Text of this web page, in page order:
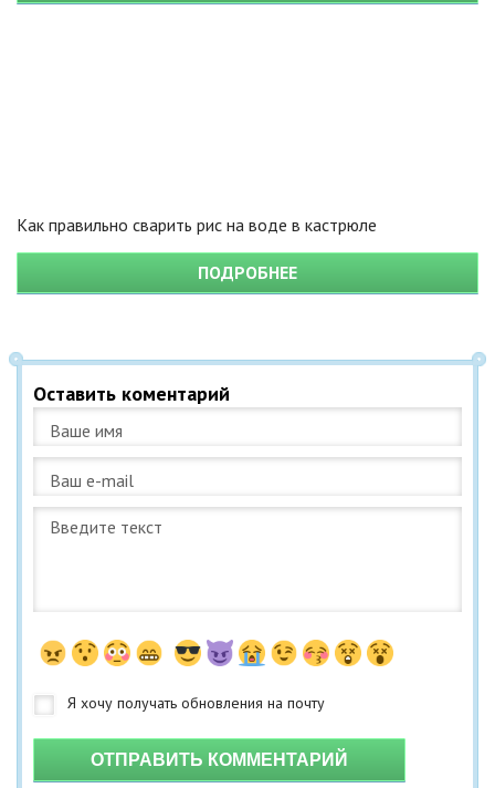
Как правильно сварить рис на воде в кастрюле
ПОДРОБНЕЕ
Оставить коментарий
ОТПРАВИТЬ КОММЕНТАРИЙ